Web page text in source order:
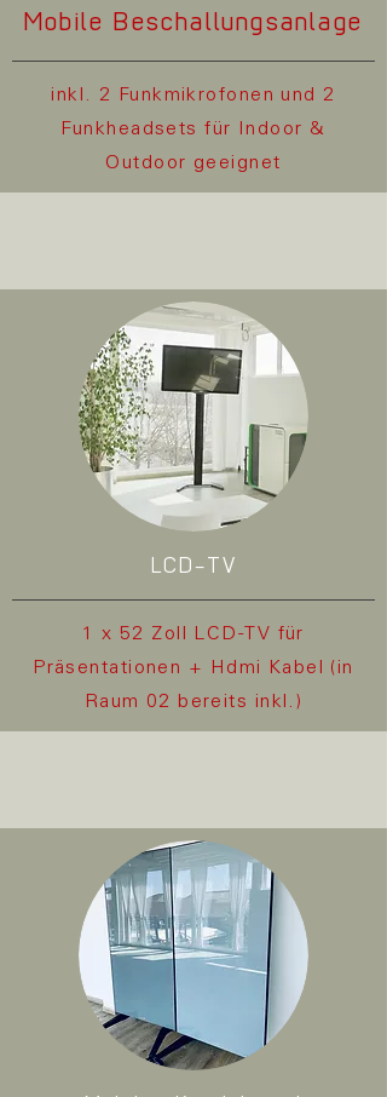
MobileBeschallungsanlage
inkl. 2 Funkmikrofonen und 2
Funkheadsets für Indoor &
Outdoor geeignet
LCD-TV
1 x 52 Zoll LCD-TV für
Präsentationen + Hdmi Kabel (in
Raum 02 bereits inkl.)